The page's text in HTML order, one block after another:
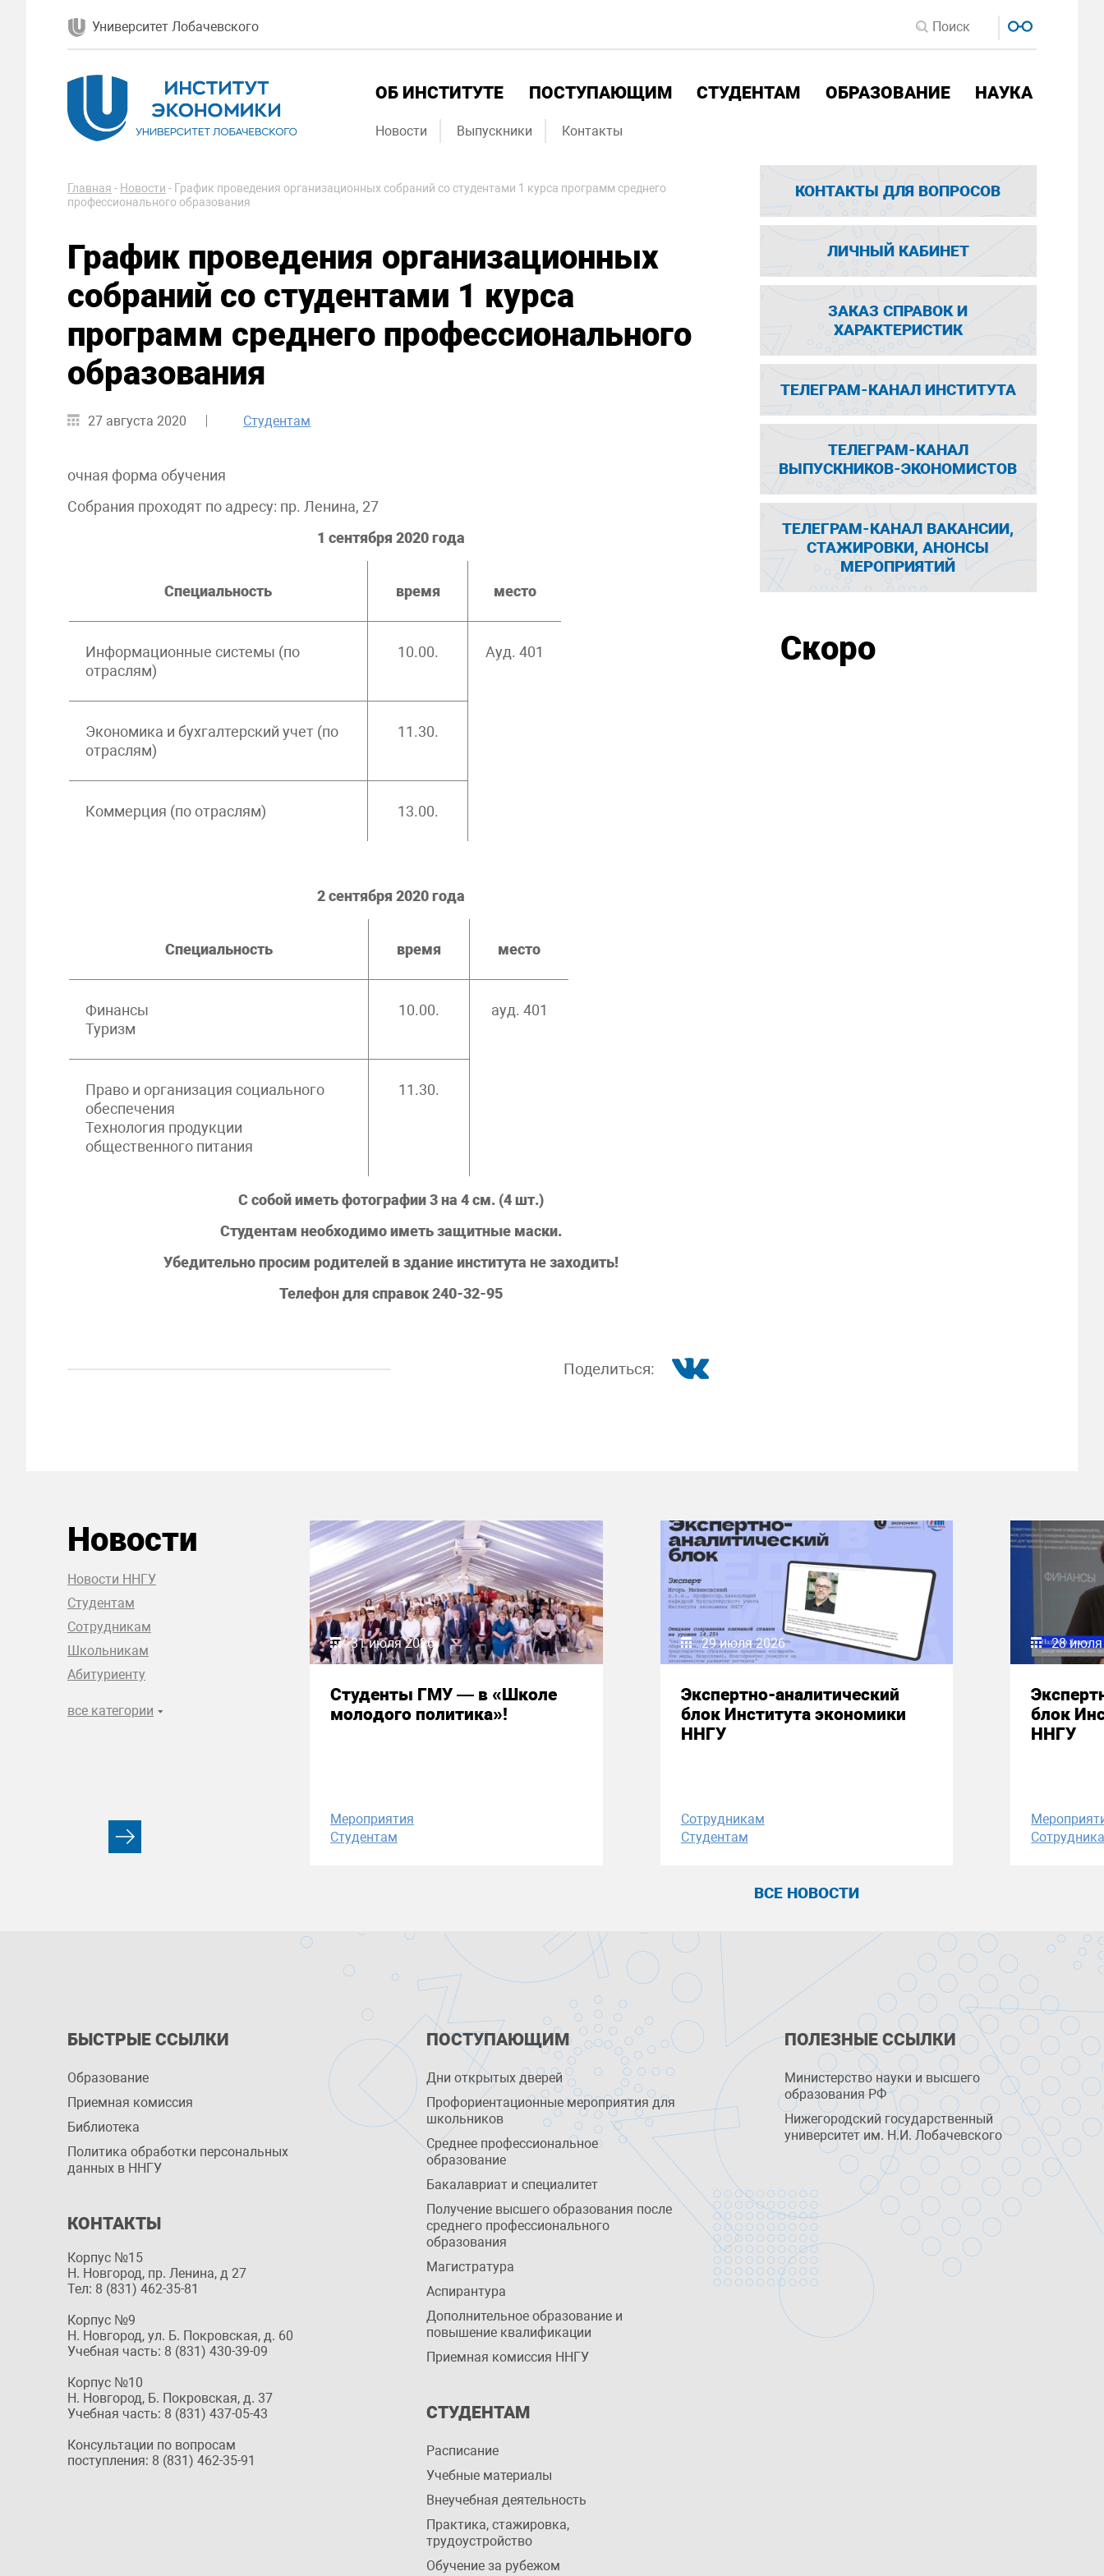
Университет Лобачевского
ОБ ИНСТИТУТЕ ПОСТУПАЮЩИМ СТУДЕНТАМ ОБРАЗОВАНИЕ НАУКА
Новости Выпускники Контакты
Главная - Новости - График проведения организационных собраний со студентами 1 курса программ среднего
профессионального образования
График проведения организационных
собраний со студентами 1 курса
программ среднего профессионального
образования
27 августа 2020 Студентам
очная форма обучения
Собрания проходят по адресу: пр. Ленина, 27
1 сентября 2020 года
Специальность время место
Информационные системы (по
отраслям)
10.00. Ауд. 401
Экономика и бухгалтерский учет (по
отраслям)
11.30.
Коммерция (по отраслям) 13.00.
2 сентября 2020 года
Специальность время место
Финансы
Туризм
10.00. ауд. 401
Право и организация социального
обеспечения
Технология продукции
общественного питания
11.30.
С собой иметь фотографии 3 на 4 см. (4 шт.)
Студентам необходимо иметь защитные маски.
Убедительно просим родителей в здание института не заходить!
Телефон для справок 240-32-95
Поделиться:
КОНТАКТЫ ДЛЯ ВОПРОСОВ
ЛИЧНЫЙ КАБИНЕТ
ЗАКАЗ СПРАВОК И
ХАРАКТЕРИСТИК
ТЕЛЕГРАМ-КАНАЛ ИНСТИТУТА
ТЕЛЕГРАМ-КАНАЛ
ВЫПУСКНИКОВ-ЭКОНОМИСТОВ
ТЕЛЕГРАМ-КАНАЛ ВАКАНСИИ,
СТАЖИРОВКИ, АНОНСЫ
МЕРОПРИЯТИЙ
Скоро
Новости
Новости ННГУ
Студентам
Сотрудникам
Школьникам
Абитуриенту
все категории
31 июля 2026
Студенты ГМУ — в «Школе
молодого политика»!
Мероприятия
Студентам
29 июля 2026
Экспертно-аналитический
блок Института экономики
ННГУ
Сотрудникам
Студентам
28
блок
ННГУ
ВСЕ НОВОСТИ
БЫСТРЫЕ ССЫЛКИ
Образование
Приемная комиссия
Библиотека
Политика обработки персональных
данных в ННГУ
КОНТАКТЫ
Корпус №15
Н. Новгород, пр. Ленина, д 27
Тел: 8 (831) 462-35-81
Корпус №9
Н. Новгород, ул. Б. Покровская, д. 60
Учебная часть: 8 (831) 430-39-09
Корпус №10
Н. Новгород, Б. Покровская, д. 37
Учебная часть: 8 (831) 437-05-43
Консультации по вопросам
поступления: 8 (831) 462-35-91
ПОСТУПАЮЩИМ
Дни открытых дверей
Профориентационные мероприятия для
школьников
Среднее профессиональное
образование
Бакалавриат и специалитет
Получение высшего образования после
среднего профессионального
образования
Магистратура
Аспирантура
Дополнительное образование и
повышение квалификации
Приемная комиссия ННГУ
СТУДЕНТАМ
Расписание
Учебные материалы
Внеучебная деятельность
Практика, стажировка,
трудоустройство
Обучение за рубежом
ПОЛЕЗНЫЕ ССЫЛКИ
Министерство науки и высшего
образования РФ
Нижегородский государственный
университет им. Н.И. Лобачевского